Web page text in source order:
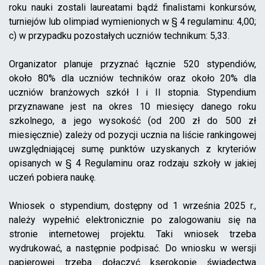
roku nauki zostali laureatami bądź finalistami konkursów,
turniejów lub olimpiad wymienionych w § 4 regulaminu: 4,00;
c) w przypadku pozostałych uczniów technikum: 5,33.
Organizator planuje przyznać łącznie 520 stypendiów,
około 80% dla uczniów techników oraz około 20% dla
uczniów branżowych szkół I i II stopnia. Stypendium
przyznawane jest na okres 10 miesięcy danego roku
szkolnego, a jego wysokość (od 200 zł do 500 zł
miesięcznie) zależy od pozycji ucznia na liście rankingowej
uwzględniającej sumę punktów uzyskanych z kryteriów
opisanych w § 4 Regulaminu oraz rodzaju szkoły w jakiej
uczeń pobiera naukę.
Wniosek o stypendium, dostępny od 1 września 2025 r.,
należy wypełnić elektronicznie po zalogowaniu się na
stronie internetowej projektu. Taki wniosek trzeba
wydrukować, a następnie podpisać. Do wniosku w wersji
papierowej trzeba dołączyć kserokopię świadectwa